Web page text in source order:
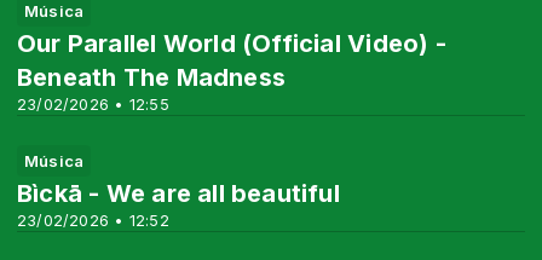
Música
23/02/2026 • 12:55
Our Parallel World (Official Video) -
Beneath The Madness
Música
23/02/2026 • 12:52
Bìckā - We are all beautiful